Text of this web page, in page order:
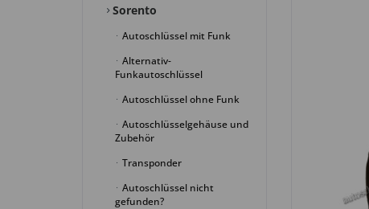
Sorento
Autoschlüssel mit Funk
Alternativ-
Funkautoschlüssel
Autoschlüssel ohne Funk
Autoschlüsselgehäuse und
Zubehör
Transponder
Autoschlüssel nicht
gefunden?